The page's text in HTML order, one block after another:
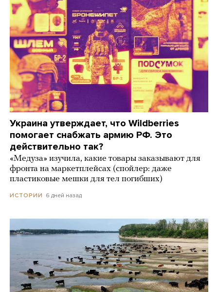
Украина утверждает, что Wildberries
помогает снабжать армию РФ. Это
действительно так?
«Медуза» изучила, какие товары заказывают для
фронта на маркетплейсах (спойлер: даже
пластиковые мешки для тел погибших)
ИСТОРИИ 6 дней назад